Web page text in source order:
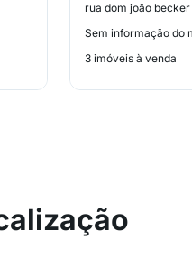
rua dom joão becker
Sem informação do
3 imóveis à venda